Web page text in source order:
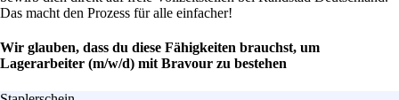
Das macht den Prozess für alle einfacher!
Wir glauben, dass du diese Fähigkeiten brauchst, um
Lagerarbeiter (m/w/d) mit Bravour zu bestehen